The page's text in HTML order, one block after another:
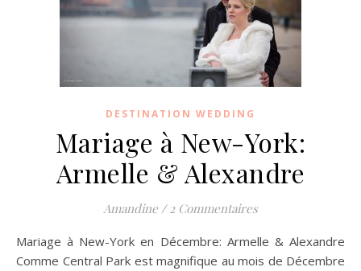
DESTINATION WEDDING
Mariage à New-York:
Armelle & Alexandre
Amandine / 2 Commentaires
Mariage à New-York en Décembre: Armelle & Alexandre
Comme Central Park est magnifique au mois de Décembre